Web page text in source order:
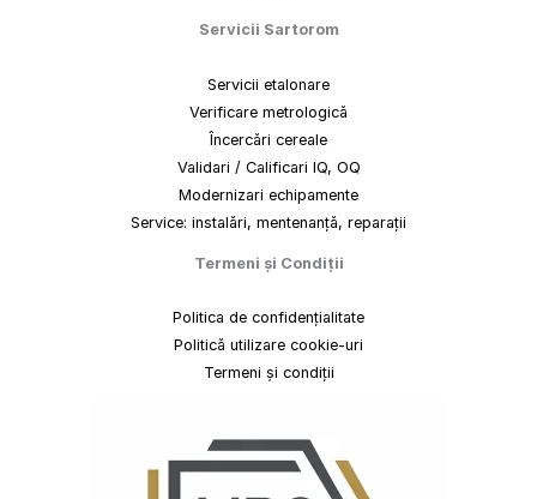
Servicii Sartorom
Servicii etalonare
Verificare metrologică
Încercări cereale
Validari / Calificari IQ, OQ
Modernizari echipamente
Service: instalări, mentenanță, reparații
Termeni și Condiții
Politica de confidențialitate
Politică utilizare cookie-uri
Termeni și condiții